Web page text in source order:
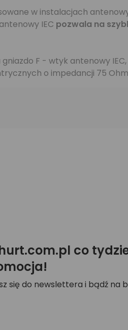
w instalacjach
IEC pozwala na
F - wtyk antenowy IEC,
o impedancji 75
co
się do newslettera i bądź na